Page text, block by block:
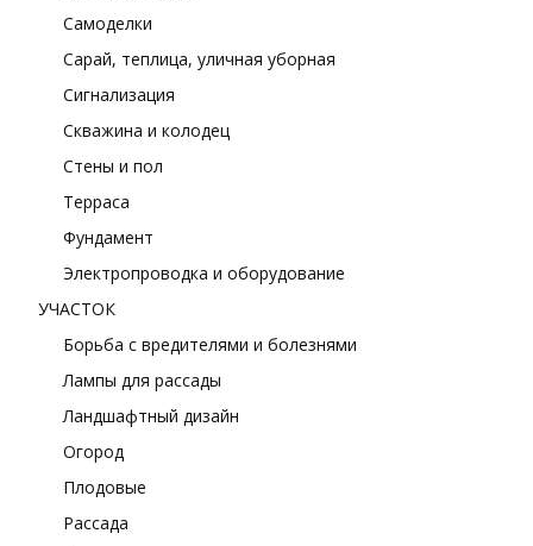
Самоделки
Сарай, теплица, уличная уборная
Сигнализация
Скважина и колодец
Стены и пол
Терраса
Фундамент
Электропроводка и оборудование
УЧАСТОК
Борьба с вредителями и болезнями
Лампы для рассады
Ландшафтный дизайн
Огород
Плодовые
Рассада